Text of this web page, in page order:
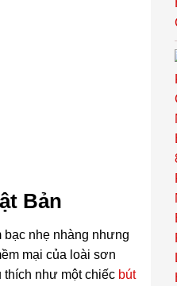
Bản
nhẹ nhàng nhưng
mại của loài sơn
như một chiếc bút